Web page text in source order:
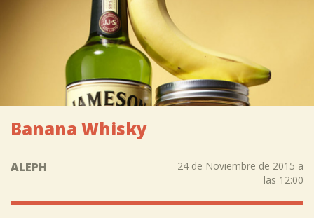
Banana Whisky
ALEPH
24 de Noviembre de 2015 a
las 12:00